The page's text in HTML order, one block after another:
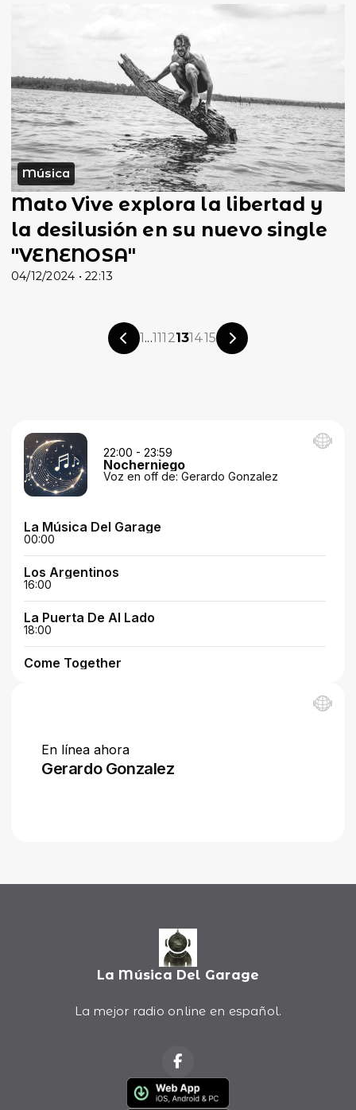
Música
04/12/2024 • 22:13
Mato Vive explora la libertad y
la desilusión en su nuevo single
"VENENOSA"
1...1112131415
La Música Del Garage
La mejor radio online en español.